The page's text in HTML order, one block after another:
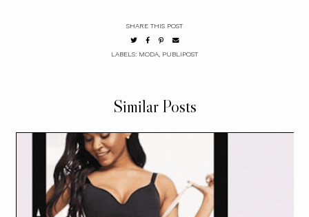
SHARE THIS POST
LABELS: MODA PUBLIPOST
Similar Posts